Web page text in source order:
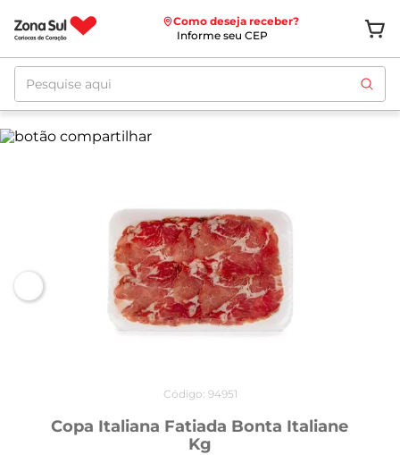
Como deseja receber?
Informe seu CEP
Pesquise aqui
Código: 94951
Copa Italiana Fatiada Bonta Italiane
Kg